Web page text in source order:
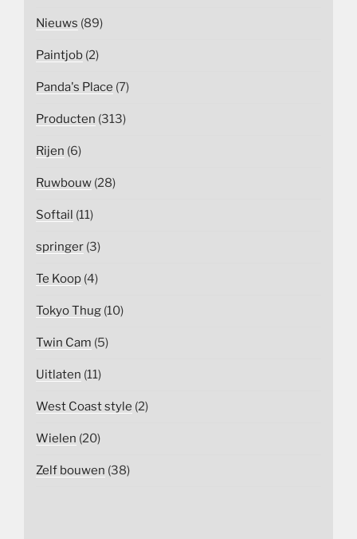
Nieuws (89)
Paintjob (2)
Panda's Place (7)
Producten (313)
Rijen (6)
Ruwbouw (28)
Softail (11)
springer (3)
Te Koop (4)
Tokyo Thug (10)
Twin Cam (5)
Uitlaten (11)
West Coast style (2)
Wielen (20)
Zelf bouwen (38)